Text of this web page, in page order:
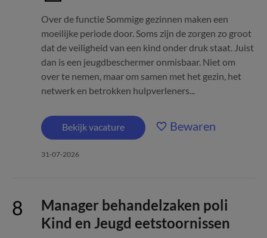
Over de functie Sommige gezinnen maken een
moeilijke periode door. Soms zijn de zorgen zo groot
dat de veiligheid van een kind onder druk staat. Juist
dan is een jeugdbeschermer onmisbaar. Niet om
over te nemen, maar om samen met het gezin, het
netwerk en betrokken hulpverleners...
Bekijk vacature Bewaren
31-07-2026
Manager behandelzaken poli
Kind en Jeugd eetstoornissen